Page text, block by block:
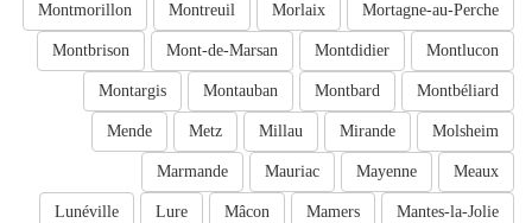
Mortagne-au-Perche
Morlaix
Montreuil
Montmorillon
Montlucon
Montdidier
Mont-de-Marsan
Montbrison
Montbéliard
Montbard
Montauban
Montargis
Molsheim
Mirande
Millau
Metz
Mende
Meaux
Mayenne
Mauriac
Marmande
Mantes-la-Jolie
Mamers
Mâcon
Lure
Lunéville